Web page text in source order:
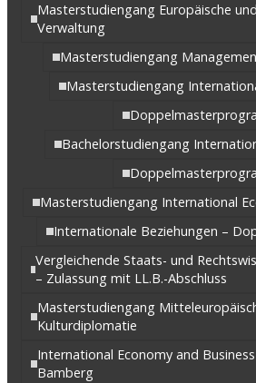
Masterstudiengang Europäische
Verwaltung
Masterstudiengang
Masterstudiengang
Bachelorstudiengang
Masterstudiengang International
Internationale Beziehungen –
Vergleichende Staats- und
– Zulassung mit LL.B.-Abschluss
Masterstudiengang
Kulturdiplomatie
International Economy and
Bamberg